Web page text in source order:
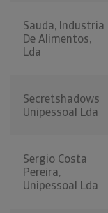
Sauda, Industria
De Alimentos,
Lda
Secretshadows
Unipessoal Lda
Sergio Costa
Pereira,
Unipessoal Lda